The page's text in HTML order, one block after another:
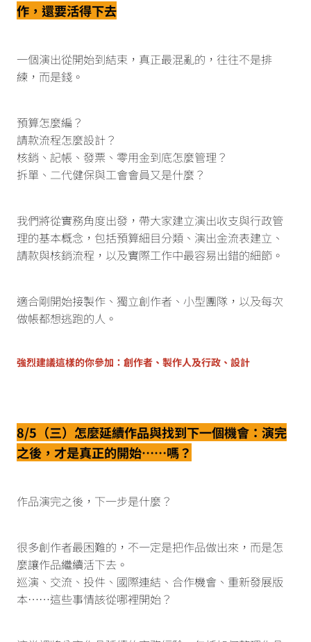
作，還要活得下去
一個演出從開始到結束，真正最混亂的，往往不是排
練，而是錢。
預算怎麼編？
請款流程怎麼設計？
核銷、記帳、發票、零用金到底怎麼管理？
拆單、二代健保與工會會員又是什麼？
我們將從實務角度出發，帶大家建立演出收支與行政管
理的基本概念，包括預算細目分類、演出金流表建立、
請款與核銷流程，以及實際工作中最容易出錯的細節。
適合剛開始接製作、獨立創作者、小型團隊，以及每次
做帳都想逃跑的人。
強烈建議這樣的你參加：創作者、製作人及行政、設計
8/5（三）怎麼延續作品與找到下一個機會：演完
之後，才是真正的開始……嗎？
作品演完之後，下一步是什麼？
很多創作者最困難的，不一定是把作品做出來，而是怎
麼讓作品繼續活下去。
巡演、交流、投件、國際連結、合作機會、重新發展版
本⋯⋯這些事情該從哪裡開始？